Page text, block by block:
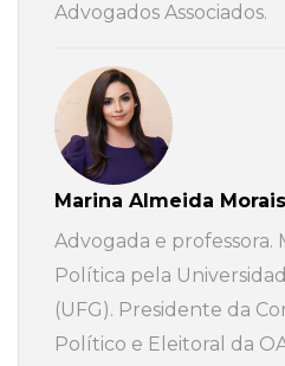
Advogados Associados.
Marina Almeida Morais
Advogada e professora.
Política pela
(UFG). Presidente da
Político e Eleitoral da